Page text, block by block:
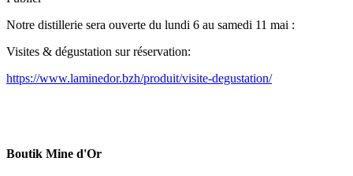
Notre distillerie sera ouverte du lundi 6 au samedi 11 mai :
Visites & dégustation sur réservation:
https://www.laminedor.bzh/produit/visite-degustation/
Boutik Mine d'Or